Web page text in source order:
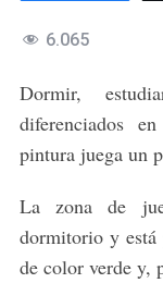
6.065
Dormir,
diferenciados
pintura juega un
La zona de
dormitorio y está
de color verde y,